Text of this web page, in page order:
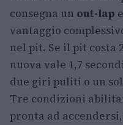
consegna un out-lap
vantaggio
nel pit. Se il pit costa
nuova vale 1,7
due giri puliti o un
Tre condizioni
pronta ad